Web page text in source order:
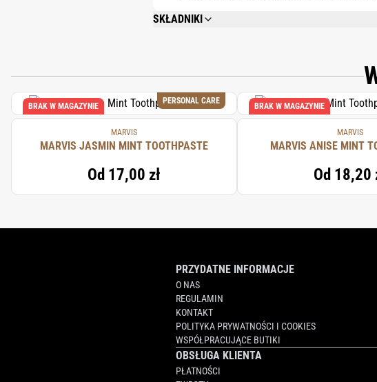
SKŁADNIKI
PERSONAL CARE
BRAK W MAGAZYNIE
MARVIS
MARVIS JASMIN MINT TOOTHPASTE
Od 17,00 zł
BRAK W MAGAZYNIE
MARVIS
MARVIS ANISE MINT
Od 18,20
PRZYDATNE INFORMACJE
O NAS
REGULAMIN
KONTAKT
POLITYKA PRYWATNOŚCI I COOKIES
WSPÓŁPRACUJĄCE BUTIKI
OBSŁUGA KLIENTA
PŁATNOŚCI